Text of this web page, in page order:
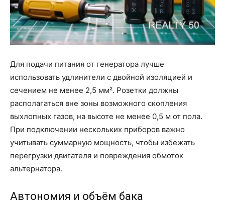
Для подачи питания от генератора лучше
использовать удлинители с двойной изоляцией и
сечением не менее 2,5 мм². Розетки должны
располагаться вне зоны возможного скопления
выхлопных газов, на высоте не менее 0,5 м от пола.
При подключении нескольких приборов важно
учитывать суммарную мощность, чтобы избежать
перегрузки двигателя и повреждения обмоток
альтернатора.
Автономия и объём бака